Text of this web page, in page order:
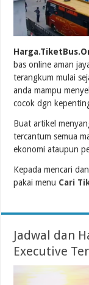
bas online aman
terangkum mulai
anda mampu
cocok dgn
Buat artikel
tercantum semua
ekonomi ataupun
Kepada mencari
pakai menu Cari
Jadwal dan
Executive